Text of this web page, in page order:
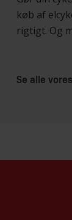
køb af
rigtigt. Og
Se alle